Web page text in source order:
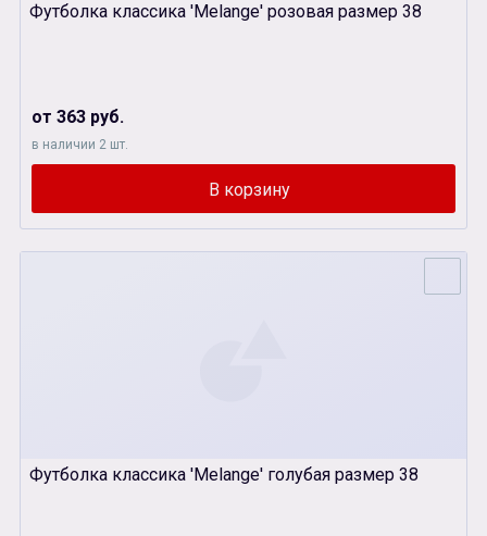
Футболка классика 'Melange' розовая размер 38
от 363 руб.
в наличии 2 шт.
Футболка классика 'Melange' голубая размер 38